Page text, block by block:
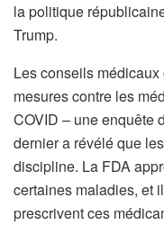
la politique
Trump.
Les conseils
mesures contre les
COVID – une enquête
dernier a révélé que
discipline. La FDA
certaines maladies, et
prescrivent ces